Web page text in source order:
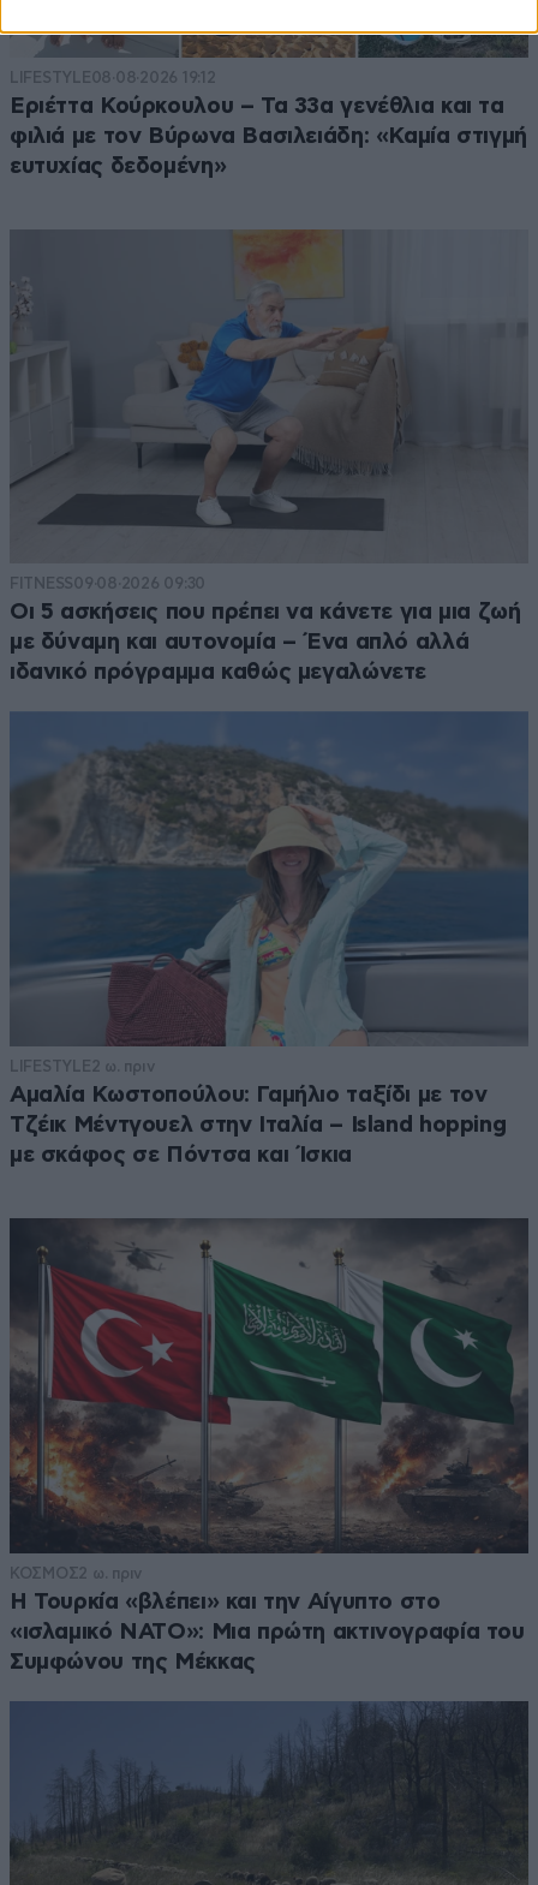
LIFESTYLE08·08·2026 19:12
Εριέττα Κούρκουλου – Τα 33α γενέθλια και τα
φιλιά με τον Βύρωνα Βασιλειάδη: «Καμία στιγμή
ευτυχίας δεδομένη»
FITNESS09·08·2026 09:30
Οι 5 ασκήσεις που πρέπει να κάνετε για μια ζωή
με δύναμη και αυτονομία – Ένα απλό αλλά
ιδανικό πρόγραμμα καθώς μεγαλώνετε
LIFESTYLE 2 ω. πριν
Αμαλία Κωστοπούλου: Γαμήλιο ταξίδι με τον
Τζέικ Μέντγουελ στην Ιταλία – Island hopping
με σκάφος σε Πόντσα και Ίσκια
ΚΟΣΜΟΣ2 ω. πριν
Η Τουρκία «βλέπει» και την Αίγυπτο στο
«ισλαμικό ΝΑΤΟ»: Μια πρώτη ακτινογραφία του
Συμφώνου της Μέκκας